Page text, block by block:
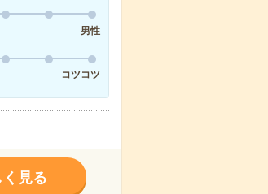
男性
コツコツ
見る